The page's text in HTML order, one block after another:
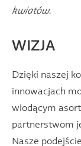
kwiatów.
WIZJA
Dzięki naszej
innowacjach
wiodącym
partnerstwom
Nasze